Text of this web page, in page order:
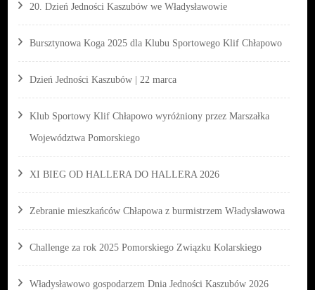
20. Dzień Jedności Kaszubów we Władysławowie
Bursztynowa Koga 2025 dla Klubu Sportowego Klif Chłapowo
Dzień Jedności Kaszubów | 22 marca
Klub Sportowy Klif Chłapowo wyróżniony przez Marszałka
Województwa Pomorskiego
XI BIEG OD HALLERA DO HALLERA 2026
Zebranie mieszkańców Chłapowa z burmistrzem Władysławowa
Challenge za rok 2025 Pomorskiego Związku Kolarskiego
Władysławowo gospodarzem Dnia Jedności Kaszubów 2026